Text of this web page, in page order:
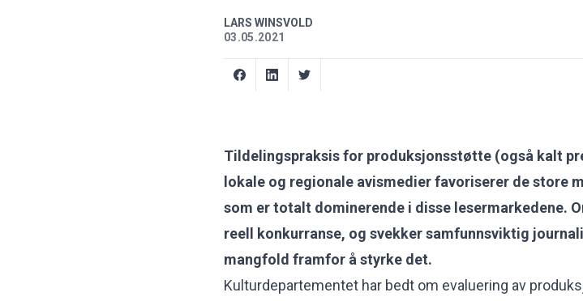
LARS WINSVOLD
03.05.2021
Tildelingspraksis for produksjonsstøtte (også kalt
lokale og regionale avismedier favoriserer de store
som er totalt dominerende i disse lesermarkedene.
reell konkurranse, og svekker samfunnsviktig
mangfold framfor å styrke det.
Kulturdepartementet har bedt om evaluering av